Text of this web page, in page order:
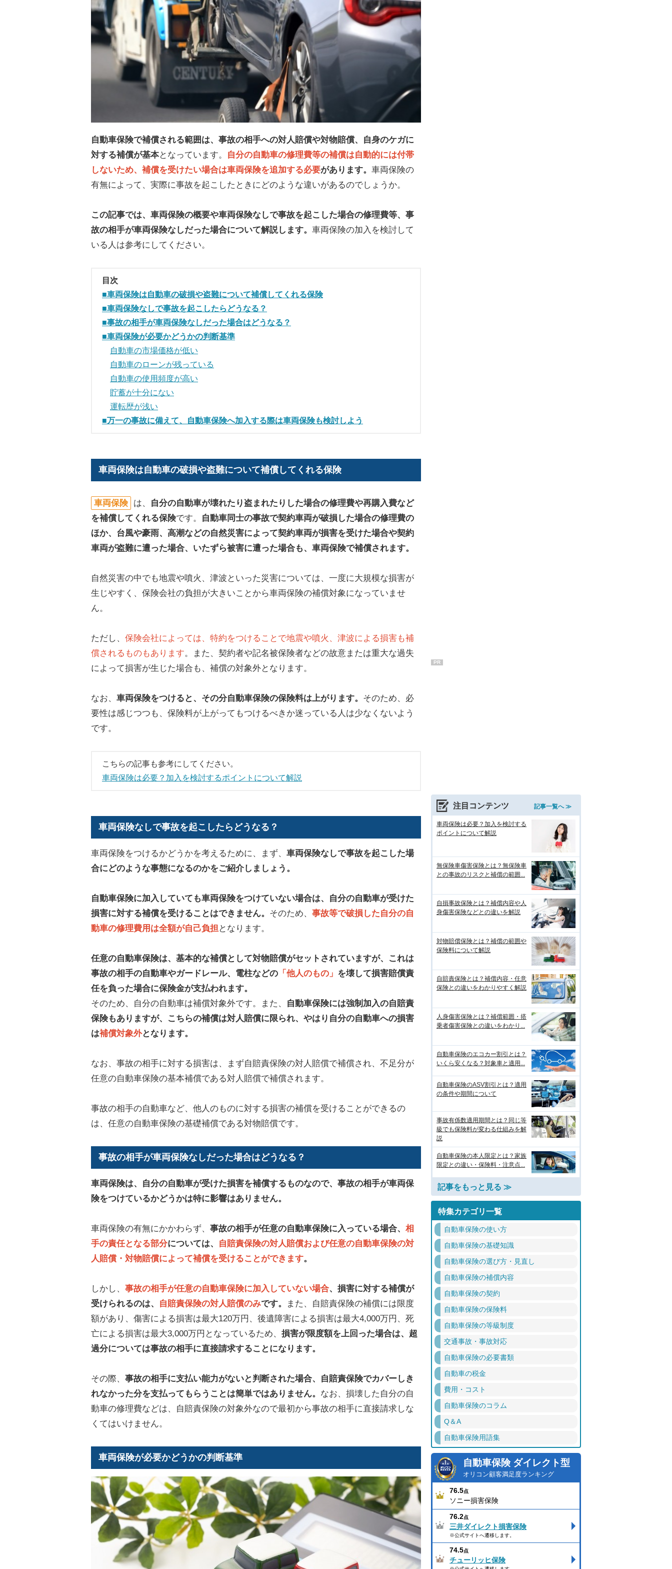
自動車保険で補償される範囲は、事故の相手への対人賠償や対物賠償、自身のケガに
対する補償が基本となっています。
自分の自動車の修理費等の補償は自動的には付帯
しないため、補償を受けたい場合は車両保険を追加する必要があります。 車両保険の
有無によって、実際に事故を起こしたときにどのような違いがあるのでしょうか。
この記事では、車両保険の概要や車両保険なしで事故を起こした場合の修理費等、事
故の相手が車両保険なしだった場合について解説します。 車両保険の加入を検討して
いる人は参考にしてください。
目次
■車両保険は自動車の破損や盗難について補償してくれる保険
■車両保険なしで事故を起こしたらどうなる？
■事故の相手が車両保険なしだった場合はどうなる？
■車両保険が必要かどうかの判断基準
自動車の市場価格が低い
自動車のローンが残っている
自動車の使用頻度が高い
貯蓄が十分にない
運転歴が浅い
■万一の事故に備えて、自動車保険へ加入する際は車両保険も検討しよう
車両保険は自動車の破損や盗難について補償してくれる保険
車両保険 は、
自分の自動車が壊れたり盗まれたりした場合の修理費や再購入費など
を補償してくれる保険です。
自動車同士の事故で契約車両が破損した場合の修理費の
ほか、台風や豪雨、高潮などの自然災害によって契約車両が損害を受けた場合や契約
車両が盗難に遭った場合、いたずら被害に遭った場合も、車両保険で補償されます。
自然災害の中でも地震や噴火、津波といった災害については、一度に大規模な損害が
生じやすく、保険会社の負担が大きいことから車両保険の補償対象になっていませ
ん。
ただし、 保険会社によっては、特約をつけることで地震や噴火、津波による損害も補
償されるものもあります。また、契約者や記名被保険者などの故意または重大な過失
によって損害が生じた場合も、補償の対象外となります。
なお、 車両保険をつけると、その分自動車保険の保険料は上がります。 そのため、必
要性は感じつつも、保険料が上がってもつけるべきか迷っている人は少なくないよう
です。
こちらの記事も参考にしてください。
車両保険は必要？加入を検討するポイントについて解説
車両保険なしで事故を起こしたらどうなる？
車両保険をつけるかどうかを考えるために、まず、 車両保険なしで事故を起こした場
合にどのような事態になるのかをご紹介しましょう。
自動車保険に加入していても車両保険をつけていない場合は、自分の自動車が受けた
損害に対する補償を受けることはできません。 そのため、 事故等で破損した自分の自
動車の修理費用は全額が自己負担 となります。
任意の自動車保険は、基本的な補償として対物賠償がセットされていますが、これは
事故の相手の自動車やガードレール、電柱などの 「他人のもの」 を壊して損害賠償責
任を負った場合に保険金が支払われます。
そのため、自分の自動車は補償対象外です。また、
自動車保険には強制加入の自賠責
保険もありますが、こちらの補償は対人賠償に限られ、やはり自分の自動車への損害
は補償対象外となります。
なお、事故の相手に対する損害は、まず自賠責保険の対人賠償で補償され、不足分が
任意の自動車保険の基本補償である対人賠償で補償されます。
事故の相手の自動車など、他人のものに対する損害の補償を受けることができるの
は、任意の自動車保険の基礎補償である対物賠償です。
事故の相手が車両保険なしだった場合はどうなる？
車両保険は、自分の自動車が受けた損害を補償するものなので、事故の相手が車両保
険をつけているかどうかは特に影響はありません。
車両保険の有無にかかわらず、 事故の相手が任意の自動車保険に入っている場合、 相
手の責任となる部分については、
自賠責保険の対人賠償および任意の自動車保険の対
人賠償・対物賠償によって補償を受けることができます。
しかし、 事故の相手が任意の自動車保険に加入していない場合、損害に対する補償が
受けられるのは、
自賠責保険の対人賠償のみです。
また、自賠責保険の補償には限度
額があり、傷害による損害は最大120万円、後遺障害による損害は最大4,000万円、死
亡による損害は最大3,000万円となっているため、 損害が限度額を上回った場合は、超
過分については事故の相手に直接請求することになります。
その際、 事故の相手に支払い能力がないと判断された場合、自賠責保険でカバーしき
れなかった分を支払ってもらうことは簡単ではありません。 なお、損壊した自分の自
動車の修理費などは、自賠責保険の対象外なので最初から事故の相手に直接請求しな
くてはいけません。
車両保険が必要かどうかの判断基準
PR
注目コンテンツ 記事一覧へ ≫
車両保険は必要？加入を検討する
ポイントについて解説
無保険車傷害保険とは？無保険車
との事故のリスクと補償の範囲...
自損事故保険とは？補償内容や人
身傷害保険などとの違いを解説
対物賠償保険とは？補償の範囲や
保険料について解説
自賠責保険とは？補償内容・任意
保険との違いをわかりやすく解説
人身傷害保険とは？補償範囲・搭
乗者傷害保険との違いをわかり...
自動車保険のエコカー割引とは？
いくら安くなる？対象車と適用...
自動車保険のASV割引とは？適用
の条件や期間について
事故有係数適用期間とは？同じ等
級でも保険料が変わる仕組みを解
説
自動車保険の本人限定とは？家族
限定との違い・保険料・注意点...
記事をもっと見る ≫
特集カテゴリ一覧
自動車保険の使い方
自動車保険の基礎知識
自動車保険の選び方・見直し
自動車保険の補償内容
自動車保険の契約
自動車保険の保険料
自動車保険の等級制度
交通事故・事故対応
自動車保険の必要書類
自動車の税金
費用・コスト
自動車保険のコラム
Q＆A
自動車保険用語集
自動車保険 ダイレクト型
オリコン顧客満足度ランキング
76.5点
ソニー損害保険
76.2点
三井ダイレクト損害保険
※公式サイトへ遷移します。
74.5点
チューリッヒ保険